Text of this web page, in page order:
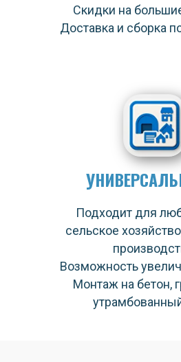
Скидки на
Доставка и сборка
Подходит для
сельское
Возможность
Монтаж на бетон,